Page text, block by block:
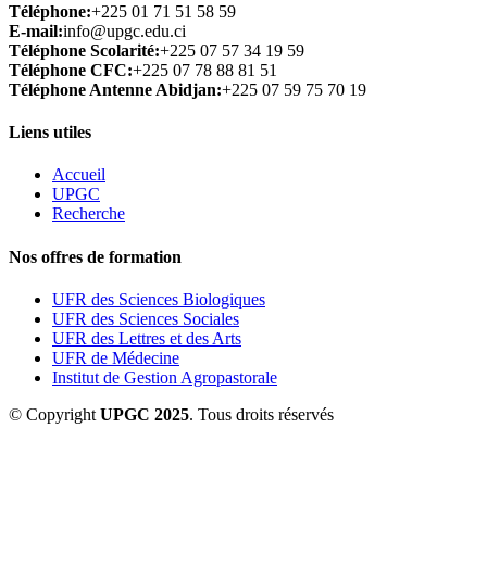
Téléphone:+225 01 71 51 58 59
E-mail:info@upgc.edu.ci
Téléphone Scolarité:+225 07 57 34 19 59
Téléphone CFC:+225 07 78 88 81 51
Téléphone Antenne Abidjan:+225 07 59 75 70 19
Liens utiles
Accueil
UPGC
Recherche
Nos offres de formation
UFR des Sciences Biologiques
UFR des Sciences Sociales
UFR des Lettres et des Arts
UFR de Médecine
Institut de Gestion Agropastorale
© Copyright UPGC 2025. Tous droits réservés